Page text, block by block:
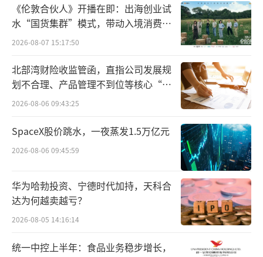
费量减少已成为普遍现象。
渠道端的压力则更直观地反映了卖不动的
困境。
中国酒业协会《2025中国白酒市场中期研
究报告》显示，白酒行业平均存货周转天数已
达900天，较上年同期增加10%，58.1%的经销
商表示库存增加，超过一半存在价格倒挂。
同样是在云酒头条的调研中，经销商的普
遍态度是“不再囤货，先消化现有库存”。财
报里的存货数据也在放映这一现象。
据经济观察报统计，21家上市酒企存货总
《伦敦合伙人》开播在即：出海创业试
水“国货集群”模式，带动入境消费反
向种草
2026-08-07 15:17:50
北部湾财险收监管函，直指公司发展规
划不合理、产品管理不到位等核心“痛
点”
2026-08-06 09:43:25
SpaceX股价跳水，一夜蒸发1.5万亿元
2026-08-06 09:45:59
华为哈勃投资、宁德时代加持，天科合
达为何越卖越亏？
2026-08-05 14:16:14
统一中控上半年：食品业务稳步增长，